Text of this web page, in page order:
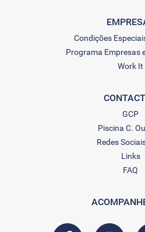
Condições
Programa Empresas
Work It
GCP
Piscina C.
Redes
Links
FAQ